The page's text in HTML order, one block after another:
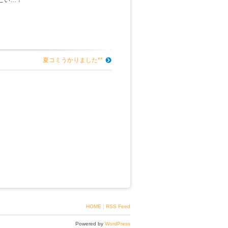
夏コミうかりました**
HOME ¦ RSS Feed
Powered by WordPress